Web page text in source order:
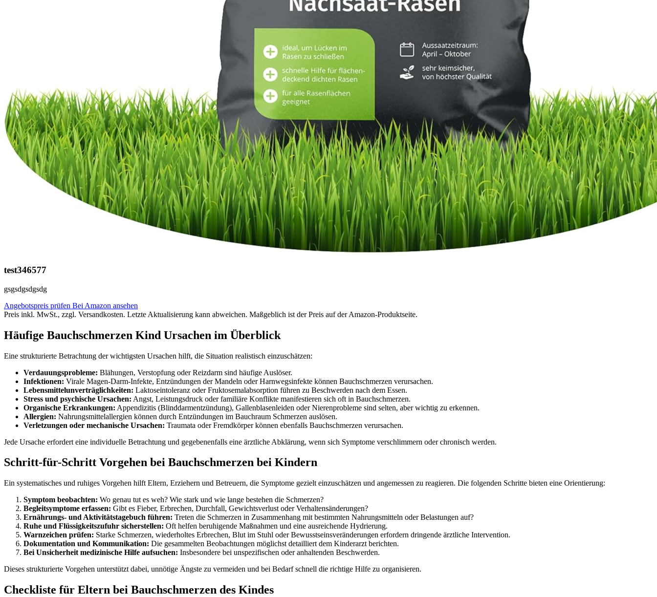
test346577
gsgsdgsdgsdg
Angebotspreis prüfen Bei Amazon ansehen
Preis inkl. MwSt., zzgl. Versandkosten. Letzte Aktualisierung kann abweichen. Maßgeblich ist der Preis auf der Amazon-Produktseite.
Häufige Bauchschmerzen Kind Ursachen im Überblick
Eine strukturierte Betrachtung der wichtigsten Ursachen hilft, die Situation realistisch einzuschätzen:
Verdauungsprobleme: Blähungen, Verstopfung oder Reizdarm sind häufige Auslöser.
Infektionen: Virale Magen-Darm-Infekte, Entzündungen der Mandeln oder Harnwegsinfekte können Bauchschmerzen verursachen.
Lebensmittelunverträglichkeiten: Laktoseintoleranz oder Fruktosemalabsorption führen zu Beschwerden nach dem Essen.
Stress und psychische Ursachen: Angst, Leistungsdruck oder familiäre Konflikte manifestieren sich oft in Bauchschmerzen.
Organische Erkrankungen: Appendizitis (Blinddarmentzündung), Gallenblasenleiden oder Nierenprobleme sind selten, aber wichtig zu erkennen.
Allergien: Nahrungsmittelallergien können durch Entzündungen im Bauchraum Schmerzen auslösen.
Verletzungen oder mechanische Ursachen: Traumata oder Fremdkörper können ebenfalls Bauchschmerzen verursachen.
Jede Ursache erfordert eine individuelle Betrachtung und gegebenenfalls eine ärztliche Abklärung, wenn sich Symptome verschlimmern oder chronisch werden.
Schritt-für-Schritt Vorgehen bei Bauchschmerzen bei Kindern
Ein systematisches und ruhiges Vorgehen hilft Eltern, Erziehern und Betreuern, die Symptome gezielt einzuschätzen und angemessen zu reagieren. Die folgenden Schritte bieten eine Orientierung:
Symptom beobachten: Wo genau tut es weh? Wie stark und wie lange bestehen die Schmerzen?
Begleitsymptome erfassen: Gibt es Fieber, Erbrechen, Durchfall, Gewichtsverlust oder Verhaltensänderungen?
Ernährungs- und Aktivitätstagebuch führen: Treten die Schmerzen in Zusammenhang mit bestimmten Nahrungsmitteln oder Belastungen auf?
Ruhe und Flüssigkeitszufuhr sicherstellen: Oft helfen beruhigende Maßnahmen und eine ausreichende Hydrierung.
Warnzeichen prüfen: Starke Schmerzen, wiederholtes Erbrechen, Blut im Stuhl oder Bewusstseinsveränderungen erfordern dringende ärztliche Intervention.
Dokumentation und Kommunikation: Die gesammelten Beobachtungen möglichst detailliert dem Kinderarzt berichten.
Bei Unsicherheit medizinische Hilfe aufsuchen: Insbesondere bei unspezifischen oder anhaltenden Beschwerden.
Dieses strukturierte Vorgehen unterstützt dabei, unnötige Ängste zu vermeiden und bei Bedarf schnell die richtige Hilfe zu organisieren.
Checkliste für Eltern bei Bauchschmerzen des Kindes